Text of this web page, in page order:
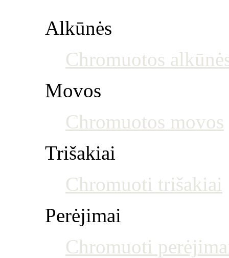
Alkūnės
Chromuotos
Movos
Chromuotos movos
Trišakiai
Chromuoti trišakiai
Perėjimai
Chromuoti